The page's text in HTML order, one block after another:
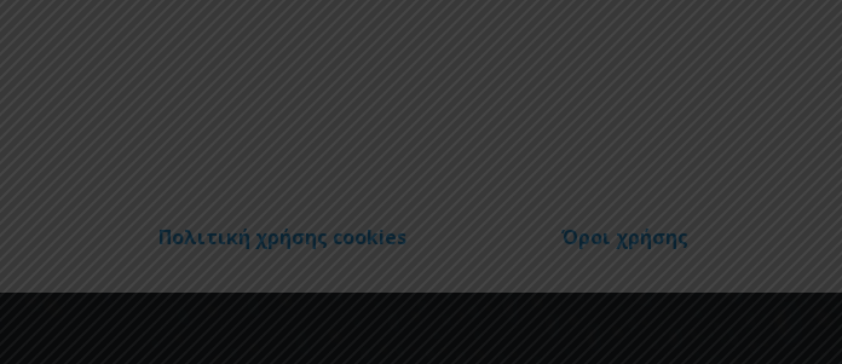
Πολιτική χρήσης cookies Όροι χρήσης